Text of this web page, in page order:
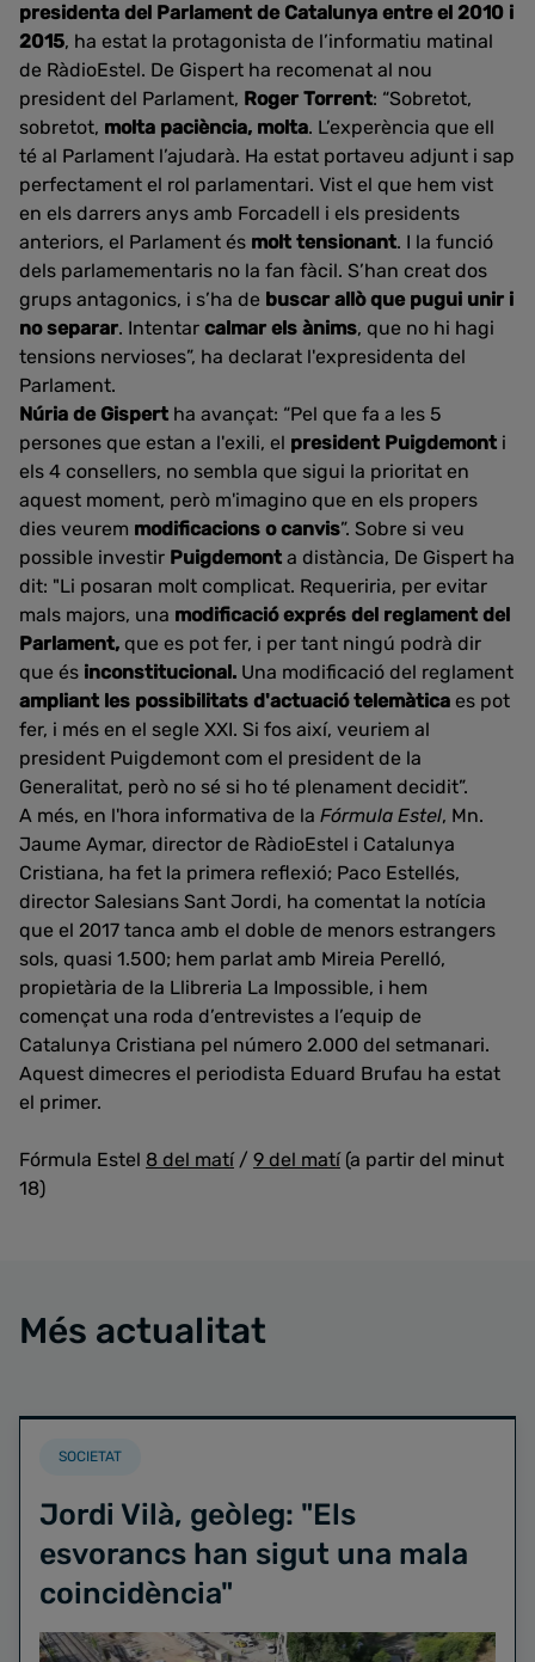
presidenta del Parlament de Catalunya entre el 2010 i
2015, ha estat la protagonista de l’informatiu matinal
de RàdioEstel. De Gispert ha recomenat al nou
president del Parlament, Roger Torrent: “Sobretot,
sobretot, molta paciència, molta. L’experència que ell
té al Parlament l’ajudarà. Ha estat portaveu adjunt i sap
perfectament el rol parlamentari. Vist el que hem vist
en els darrers anys amb Forcadell i els presidents
anteriors, el Parlament és molt tensionant. I la funció
dels parlamementaris no la fan fàcil. S’han creat dos
grups antagonics, i s’ha de buscar allò que pugui unir i
no separar. Intentar calmar els ànims, que no hi hagi
tensions nervioses”, ha declarat l'expresidenta del
Parlament.
Núria de Gispert ha avançat: “Pel que fa a les 5
persones que estan a l'exili, el president Puigdemont i
els 4 consellers, no sembla que sigui la prioritat en
aquest moment, però m'imagino que en els propers
dies veurem modificacions o canvis”. Sobre si veu
possible investir Puigdemont a distància, De Gispert ha
dit: "Li posaran molt complicat. Requeriria, per evitar
mals majors, una modificació exprés del reglament del
Parlament, que es pot fer, i per tant ningú podrà dir
que és inconstitucional. Una modificació del reglament
ampliant les possibilitats d'actuació telemàtica es pot
fer, i més en el segle XXI. Si fos així, veuriem al
president Puigdemont com el president de la
Generalitat, però no sé si ho té plenament decidit”.
A més, en l'hora informativa de la Fórmula Estel, Mn.
Jaume Aymar, director de RàdioEstel i Catalunya
Cristiana, ha fet la primera reflexió; Paco Estellés,
director Salesians Sant Jordi, ha comentat la notícia
que el 2017 tanca amb el doble de menors estrangers
sols, quasi 1.500; hem parlat amb Mireia Perelló,
propietària de la Llibreria La Impossible, i hem
començat una roda d’entrevistes a l’equip de
Catalunya Cristiana pel número 2.000 del setmanari.
Aquest dimecres el periodista Eduard Brufau ha estat
el primer.
Fórmula Estel 8 del matí/ 9 del matí(a partir del minut
18)
Més actualitat
SOCIETAT
Jordi Vilà, geòleg: "Els
esvorancs han sigut una mala
coincidència"